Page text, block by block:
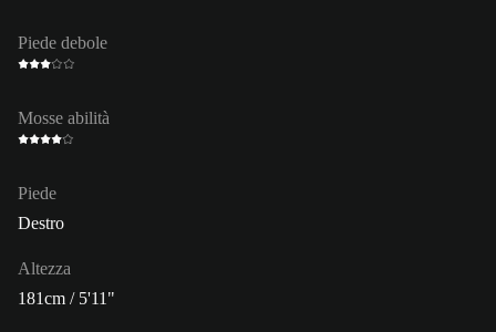
Piede debole
Mosse abilità
Piede
Destro
Altezza
181cm / 5'11"